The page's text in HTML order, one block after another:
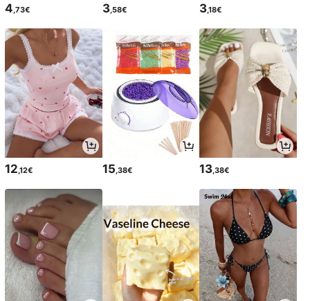
4,73€ 3,58€ 3,18€
12,12€ 15,38€ 13,38€